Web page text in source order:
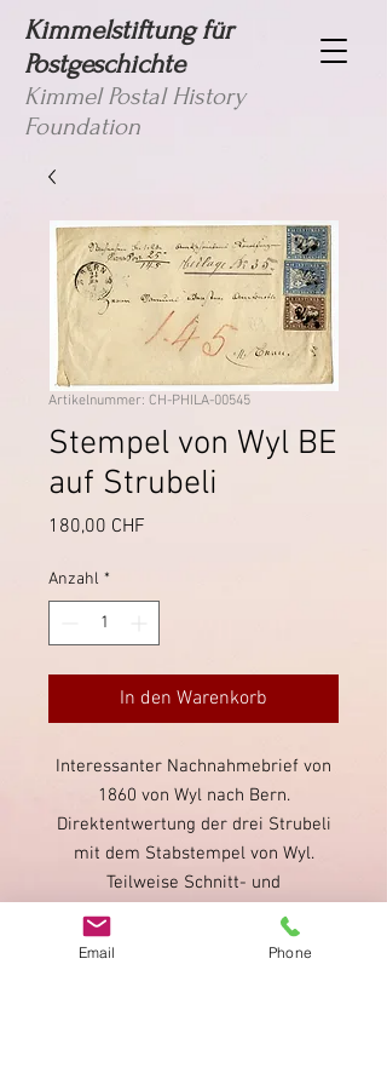
Kimmelstiftung für
Postgeschichte
Kimmel Postal History
Foundation
Artikelnummer: CH-PHILA-00545
Stempel von Wyl BE
auf Strubeli
180,00 CHF
Anzahl *
In den Warenkorb
Interessanter Nachnahmebrief von
1860 von Wyl nach Bern.
Direktentwertung der drei Strubeli
mit dem Stabstempel von Wyl.
Teilweise Schnitt- und
Bedarfsmängel an den Strubeli;
Briefecke unten links angerissen.
Email Phone